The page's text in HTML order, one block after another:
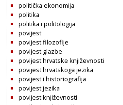
politička ekonomija
politika
politika i politologija
povijest
povijest filozofije
povijest glazbe
povijest hrvatske književnosti
povijest hrvatskoga jezika
povijest i historiografija
povijest jezika
povijest književnosti